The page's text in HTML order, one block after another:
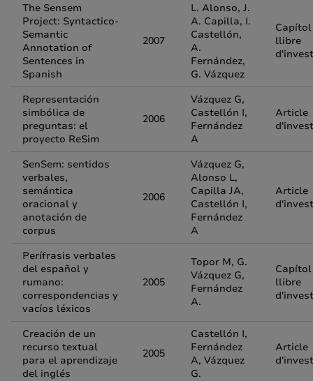
The Sensem
Project: Syntactico-
Semantic
Annotation of
Sentences in
Spanish
2007
L. Alonso, J.
A. Capilla, I.
Castellón,
A.
Fernández,
G. Vázquez
llibre
Representación
simbólica de
preguntas: el
proyecto ReSim
2006
Vázquez G,
Castellón I,
Fernández
A
Article
SenSem: sentidos
verbales,
semántica
oracional y
anotación de
corpus
2006
Vázquez G,
Alonso L,
Capilla JA,
Castellón I,
Fernández
A
Article
Perífrasis verbales
del español y
rumano:
correspondencias y
vacíos léxicos
2005
Topor M, G.
Vázquez G,
Fernández
A.
llibre
Creación de un
recurso textual
para el aprendizaje
del inglés
2005
Castellón I,
Fernández
A, Vázquez
G.
Article